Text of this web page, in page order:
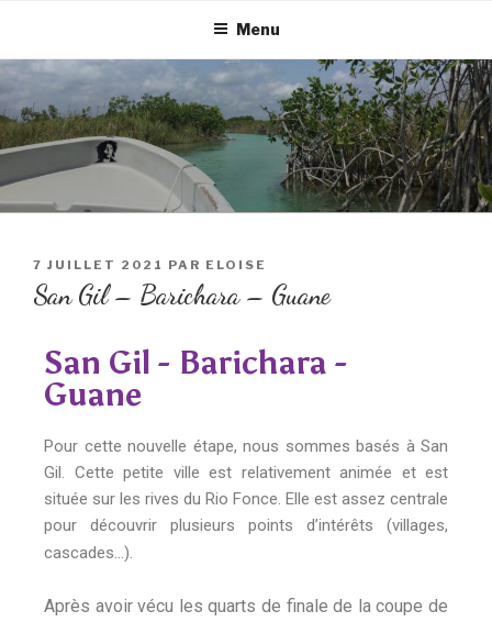
Menu
7 JUILLET 2021 PAR ELOISE
San Gil – Barichara – Guane
San Gil - Barichara -
Guane
Pour cette nouvelle étape, nous sommes basés à San
Gil. Cette petite ville est relativement animée et est
située sur les rives du Rio Fonce. Elle est assez centrale
pour découvrir plusieurs points d’intérêts (villages,
cascades…).
Après avoir vécu les quarts de finale de la coupe de